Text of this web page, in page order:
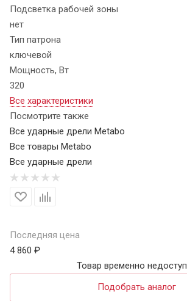
Подсветка рабочей зоны
нет
Тип патрона
ключевой
Мощность, Вт
320
Все характеристики
Посмотрите также
Все ударные дрели Metabo
Все товары Metabo
Все ударные дрели
Последняя цена
4 860 ₽
Товар временно
Подобрать аналог